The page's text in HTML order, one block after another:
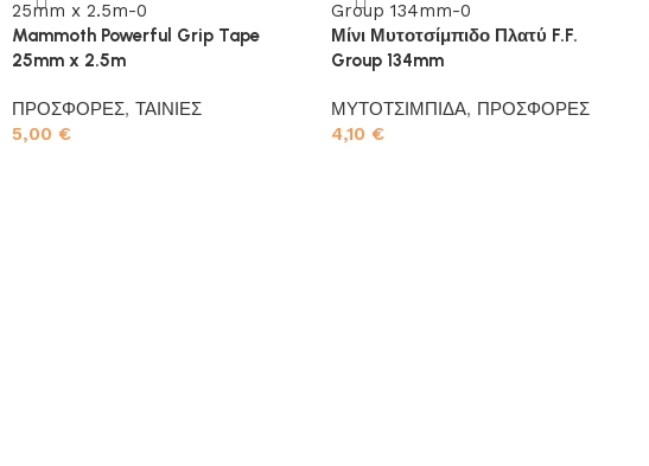
Mammoth Powerful Grip Tape
25mm x 2.5m
ΠΡΟΣΦΟΡΕΣ, ΤΑΙΝΙΕΣ
5,00 €
Μίνι Μυτοτσίμπιδο Πλατύ F.F.
Group 134mm
ΜΥΤΟΤΣΙΜΠΙΔΑ, ΠΡΟΣΦΟΡΕΣ
4,10 €